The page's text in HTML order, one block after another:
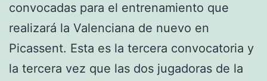
convocadas para el entrenamiento que
realizará la Valenciana de nuevo en
Picassent. Esta es la tercera convocatoria y
la tercera vez que las dos jugadoras de la